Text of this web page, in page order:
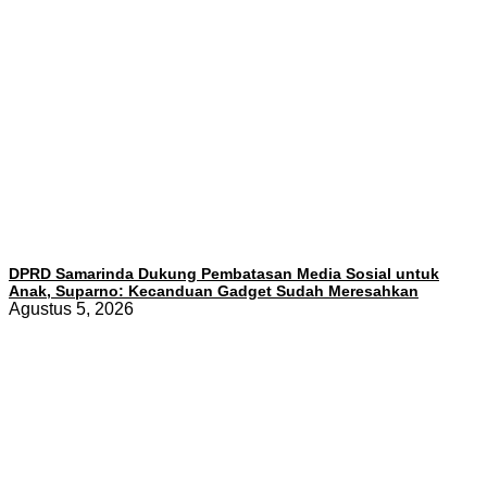
DPRD Samarinda Dukung Pembatasan Media Sosial untuk
Anak, Suparno: Kecanduan Gadget Sudah Meresahkan
Agustus 5, 2026